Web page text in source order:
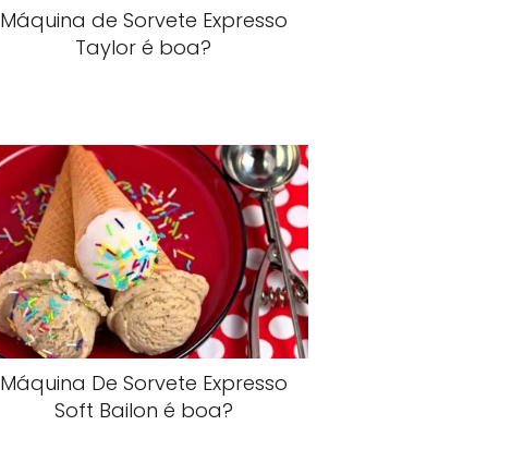
Máquina de Sorvete Expresso
Taylor é boa?
Máquina De Sorvete Expresso
Soft Bailon é boa?